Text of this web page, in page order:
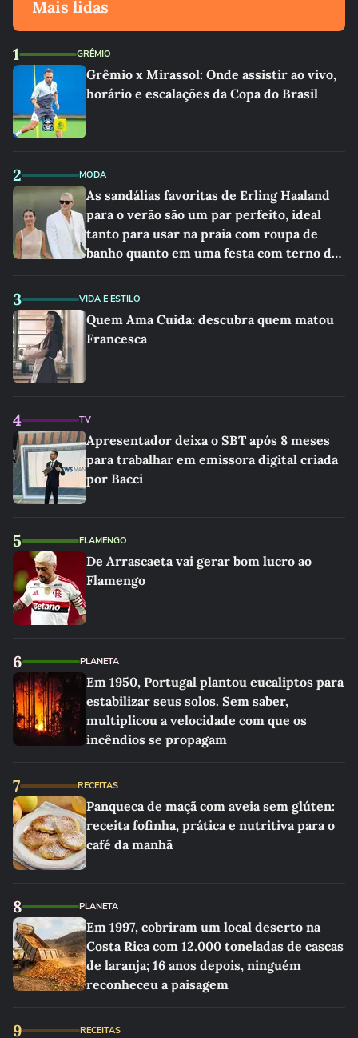
Mais lidas
1 GRÊMIO
Grêmio x Mirassol: Onde assistir ao vivo,
horário e escalações da Copa do Brasil
2 MODA
As sandálias favoritas de Erling Haaland
para o verão são um par perfeito, ideal
tanto para usar na praia com roupa de
banho quanto em uma festa com terno de
3 VIDA E ESTILO
Quem Ama Cuida: descubra quem matou
Francesca
4 TV
Apresentador deixa o SBT após 8 meses
para trabalhar em emissora digital criada
por Bacci
5 FLAMENGO
De Arrascaeta vai gerar bom lucro ao
Flamengo
6 PLANETA
Em 1950, Portugal plantou eucaliptos para
estabilizar seus solos. Sem saber,
multiplicou a velocidade com que os
incêndios se propagam
7 RECEITAS
Panqueca de maçã com aveia sem glúten:
receita fofinha, prática e nutritiva para o
café da manhã
8 PLANETA
Em 1997, cobriram um local deserto na
Costa Rica com 12.000 toneladas de cascas
de laranja; 16 anos depois, ninguém
reconheceu a paisagem
9 RECEITAS